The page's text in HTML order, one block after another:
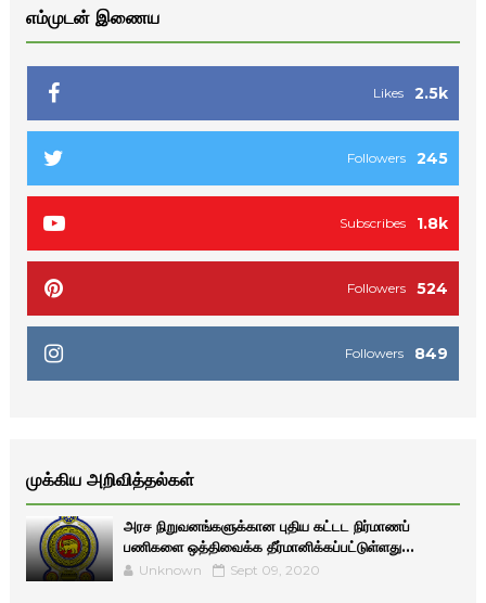
எம்முடன் இணைய
2.5k
Likes
245
Followers
1.8k
Subscribes
524
Followers
849
Followers
முக்கிய அறிவித்தல்கள்
அரச நிறுவனங்களுக்கான புதிய கட்டட நிர்மாணப்
பணிகளை ஒத்திவைக்க தீர்மானிக்கப்பட்டுள்ளது...
Unknown Sept 09, 2020